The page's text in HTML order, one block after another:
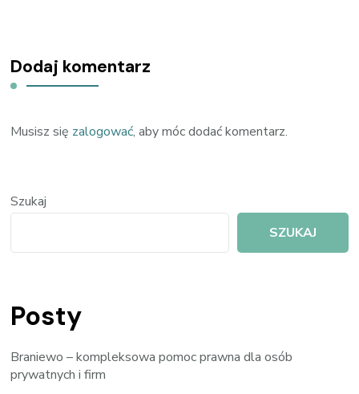
Dodaj komentarz
Musisz się zalogować, aby móc dodać komentarz.
Szukaj
SZUKAJ
Posty
Braniewo – kompleksowa pomoc prawna dla osób
prywatnych i firm